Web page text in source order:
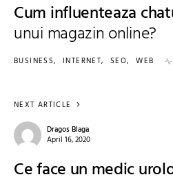
Cum influenteaza
unui magazin online?
BUSINESS INTERNET SEO WEB
NEXT ARTICLE
Dragos Blaga
April 16, 2020
Ce face un medic